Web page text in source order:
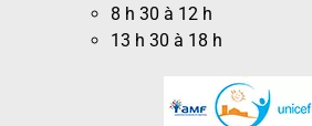
8 h 30 à 12 h
13 h 30 à 18 h